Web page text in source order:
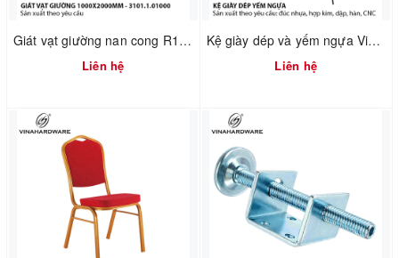
Giát vạt giường nan cong R1000XD2000mm – Mã 3101.1.01000
Liên hệ
Kệ giày dép và yếm ngựa Vinahardware 2302.1.64006
Liên hệ